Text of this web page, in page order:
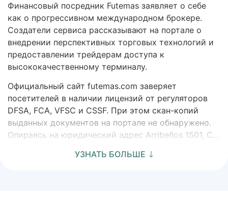
Финансовый посредник Futemas заявляет о себе
как о прогрессивном международном брокере.
Создатели сервиса рассказывают на портале о
внедрении перспективных торговых технологий и
предоставлении трейдерам доступа к
высококачественному терминалу.
Официальный сайт futemas.com заверяет
посетителей в наличии лицензий от регуляторов
DFSA, FCA, VFSC и CSSF. При этом скан-копий
выданных документов на портале не обнаружено.
Опираясь на юридический адрес Arribeños 1501, C...
УЗНАТЬ БОЛЬШЕ